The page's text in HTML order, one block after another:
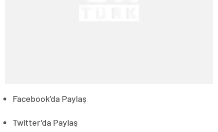
Facebook’da Paylaş
Twitter’da Paylaş